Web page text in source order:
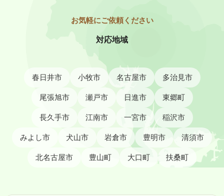
対応地域
春日井市 小牧市 名古屋市 多治見市
尾張旭市 瀬戸市 日進市 東郷町
長久手市 江南市 一宮市 稲沢市
みよし市 犬山市 岩倉市 豊明市 清須市
北名古屋市 豊山町 大口町 扶桑町